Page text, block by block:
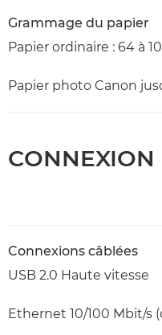
Grammage du papier
Papier ordinaire : 64 à
Papier photo Canon
CONNEXION
Connexions câblées
USB 2.0 Haute vitesse
Ethernet 10/100 Mbit/s